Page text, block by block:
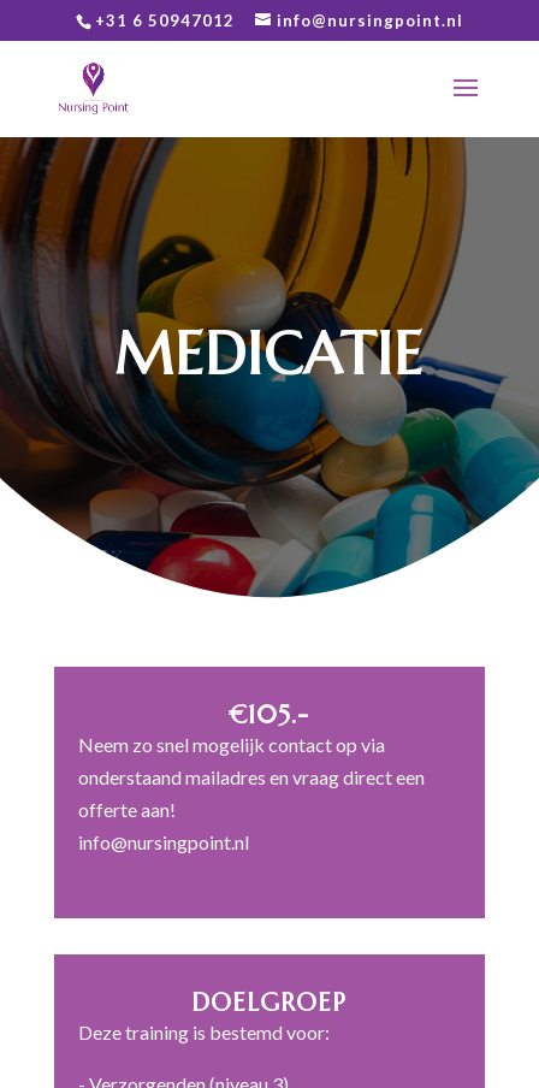
+31 6 50947012 info@nursingpoint.nl
MEDICATIE
€105.-
Neem zo snel mogelijk contact op via
onderstaand mailadres en vraag direct een
offerte aan!
info@nursingpoint.nl
DOELGROEP
Deze training is bestemd voor: